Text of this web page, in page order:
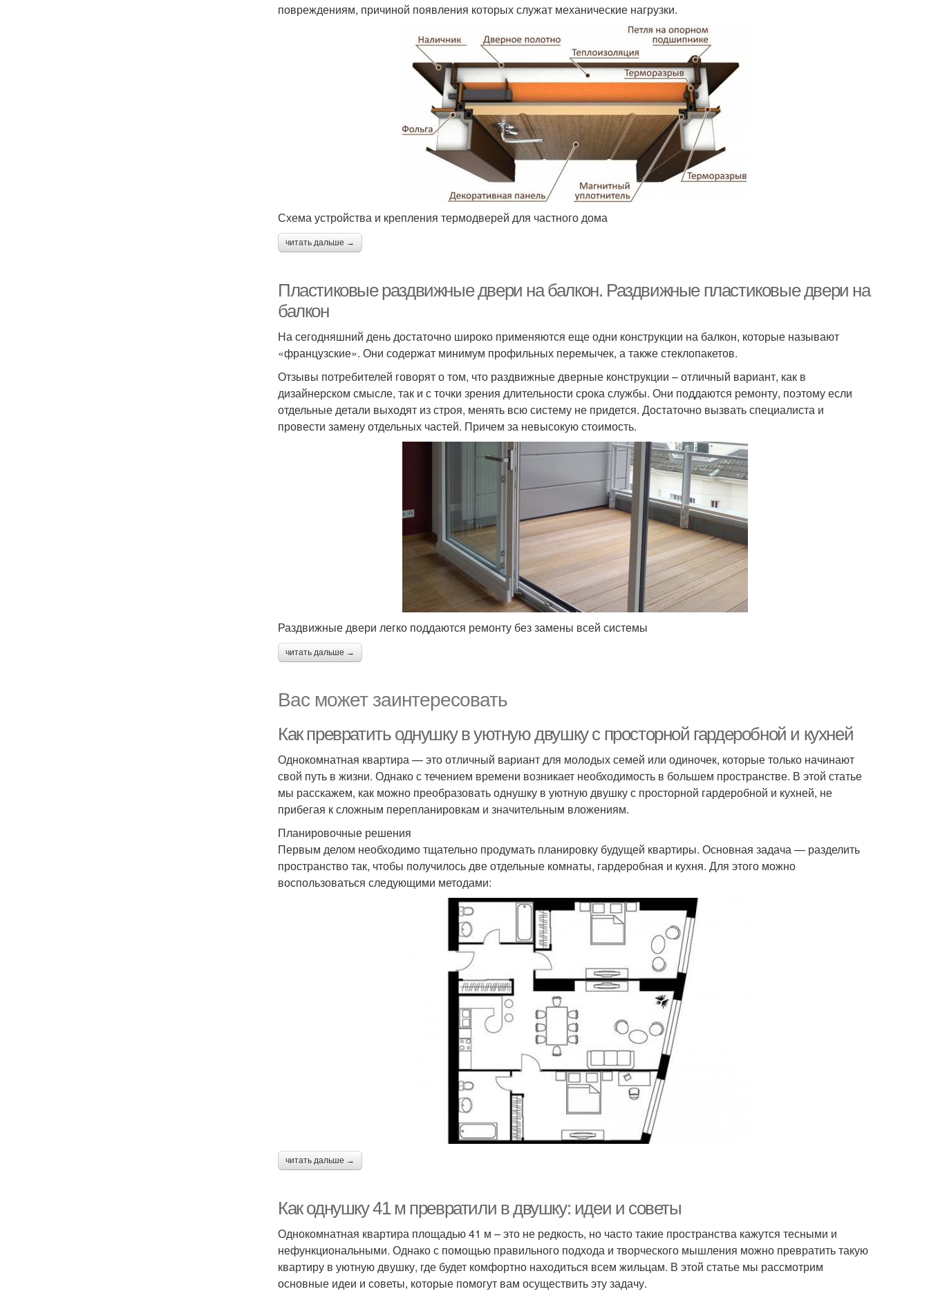
повреждениям, причиной появления которых служат механические нагрузки.
Схема устройства и крепления термодверей для частного дома
читать дальше →
Пластиковые раздвижные двери на балкон. Раздвижные пластиковые двери на
балкон
На сегодняшний день достаточно широко применяются еще одни конструкции на балкон, которые называют
«французские». Они содержат минимум профильных перемычек, а также стеклопакетов.
Отзывы потребителей говорят о том, что раздвижные дверные конструкции – отличный вариант, как в
дизайнерском смысле, так и с точки зрения длительности срока службы. Они поддаются ремонту, поэтому если
отдельные детали выходят из строя, менять всю систему не придется. Достаточно вызвать специалиста и
провести замену отдельных частей. Причем за невысокую стоимость.
Раздвижные двери легко поддаются ремонту без замены всей системы
читать дальше →
Вас может заинтересовать
Как превратить однушку в уютную двушку с просторной гардеробной и кухней
Однокомнатная квартира — это отличный вариант для молодых семей или одиночек, которые только начинают
свой путь в жизни. Однако с течением времени возникает необходимость в большем пространстве. В этой статье
мы расскажем, как можно преобразовать однушку в уютную двушку с просторной гардеробной и кухней, не
прибегая к сложным перепланировкам и значительным вложениям.
Планировочные решения
Первым делом необходимо тщательно продумать планировку будущей квартиры. Основная задача — разделить
пространство так, чтобы получилось две отдельные комнаты, гардеробная и кухня. Для этого можно
воспользоваться следующими методами:
читать дальше →
Как однушку 41 м превратили в двушку: идеи и советы
Однокомнатная квартира площадью 41 м – это не редкость, но часто такие пространства кажутся тесными и
нефункциональными. Однако с помощью правильного подхода и творческого мышления можно превратить такую
квартиру в уютную двушку, где будет комфортно находиться всем жильцам. В этой статье мы рассмотрим
основные идеи и советы, которые помогут вам осуществить эту задачу.